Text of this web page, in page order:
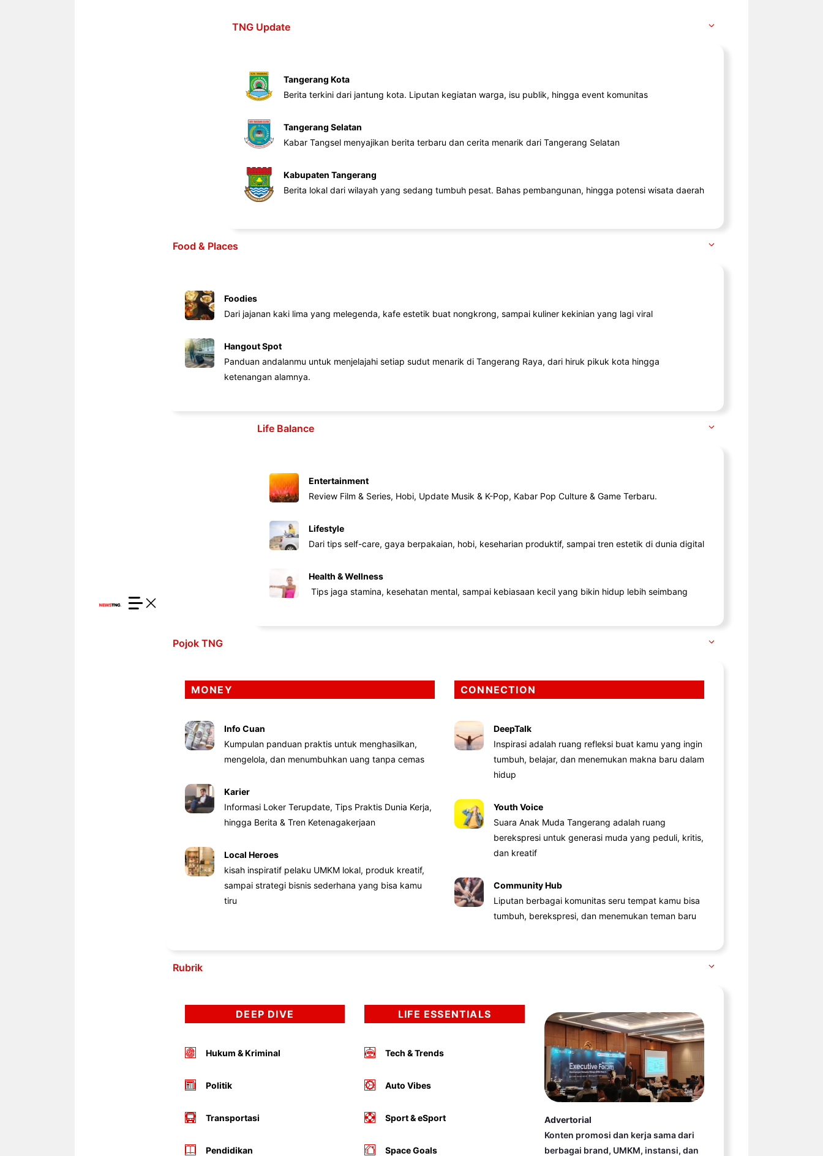
TNG Update
Tangerang Kota
Berita terkini dari jantung kota. Liputan kegiatan warga, isu publik, hingga event komunitas
Tangerang Selatan
Kabar Tangsel menyajikan berita terbaru dan cerita menarik dari Tangerang Selatan
Kabupaten Tangerang
Berita lokal dari wilayah yang sedang tumbuh pesat. Bahas pembangunan, hingga potensi wisata daerah
Food & Places
Foodies
Dari jajanan kaki lima yang melegenda, kafe estetik buat nongkrong, sampai kuliner kekinian yang lagi viral
Hangout Spot
Panduan andalanmu untuk menjelajahi setiap sudut menarik di Tangerang Raya, dari hiruk pikuk kota hingga
ketenangan alamnya.
Life Balance
Entertainment
Review Film & Series, Hobi, Update Musik & K-Pop, Kabar Pop Culture & Game Terbaru.
Lifestyle
Dari tips self-care, gaya berpakaian, hobi, keseharian produktif, sampai tren estetik di dunia digital
Health & Wellness
Tips jaga stamina, kesehatan mental, sampai kebiasaan kecil yang bikin hidup lebih seimbang
Pojok TNG
MONEY
Info Cuan
Kumpulan panduan praktis untuk menghasilkan,
mengelola, dan menumbuhkan uang tanpa cemas
Karier
Informasi Loker Terupdate, Tips Praktis Dunia Kerja,
hingga Berita & Tren Ketenagakerjaan
Local Heroes
kisah inspiratif pelaku UMKM lokal, produk kreatif,
sampai strategi bisnis sederhana yang bisa kamu
tiru
CONNECTION
DeepTalk
Inspirasi adalah ruang refleksi buat kamu yang ingin
tumbuh, belajar, dan menemukan makna baru dalam
hidup
Youth Voice
Suara Anak Muda Tangerang adalah ruang
berekspresi untuk generasi muda yang peduli, kritis,
dan kreatif
Community Hub
Liputan berbagai komunitas seru tempat kamu bisa
tumbuh, berekspresi, dan menemukan teman baru
Rubrik
DEEP DIVE
Hukum & Kriminal
Politik
Transportasi
Pendidikan
LIFE ESSENTIALS
Tech & Trends
Auto Vibes
Sport & eSport
Space Goals
Advertorial
Konten promosi dan kerja sama dari
berbagai brand, UMKM, instansi, dan